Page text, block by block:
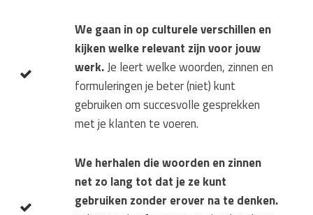
We gaan in op culturele verschillen en
kijken welke relevant zijn voor jouw
werk.Je leert welke woorden, zinnen en
formuleringen je beter (niet) kunt
gebruiken om succesvolle gesprekken
met je klanten te voeren.
We herhalen die woorden en zinnen
net zo lang tot dat je ze kunt
gebruiken zonder erover na te denken.